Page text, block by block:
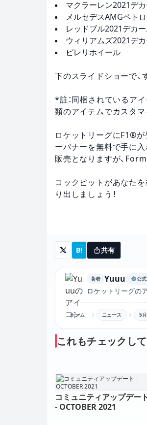
マクラーレン2021デ
メルセデスAMGペト
レッドブル2021デカ
ウィリアムズ2021デ
ピレリホイール
下のスライドショーで、
*註：同梱されているア
類のアイテムでカスタマ
ロケットリーグにF1®
ーバナーを無料で手に
販売となりますが、
コックピットがあなた
り出しましょう！
B! 共有
著者 Yuuu 公
ロケットリーグの
ホーム ニュース 5
これもチェックし
コミュニティアップデート
- OCTOBER 2021